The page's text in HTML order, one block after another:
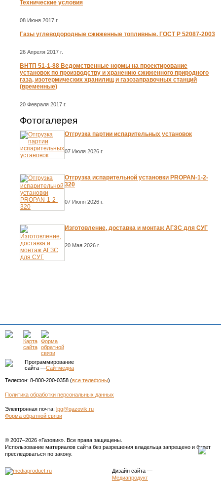
Технические условия
08 Июня 2017 г.
Газы углеводородные сжиженные топливные. ГОСТ Р 52087-2003
26 Апреля 2017 г.
ВНТП 51-1-88 Ведомственные нормы на проектирование
установок по производству и хранению сжиженного природного
газа, изотермических хранилищ и газозаправочных станций
(временные)
20 Февраля 2017 г.
Фотогалерея
Отгрузка партии испарительных установок
07 Июля 2026 г.
Отгрузка испарительной установки PROPAN-1-2-
320
07 Июня 2026 г.
Изготовление, доставка и монтаж АГЗС для СУГ
20 Мая 2026 г.
Программирование
сайта —Сайтмедиа
Телефон: 8-800-200-0358 (все телефоны)
Политика обработки персональных данных
Электронная почта: lpg@gazovik.ru
Форма обратной связи
© 2007–2026 «Газовик». Все права защищены.
Использование материалов сайта без разрешения владельца запрещено и будет
преследоваться по закону.
Дизайн сайта—
Медиапродукт